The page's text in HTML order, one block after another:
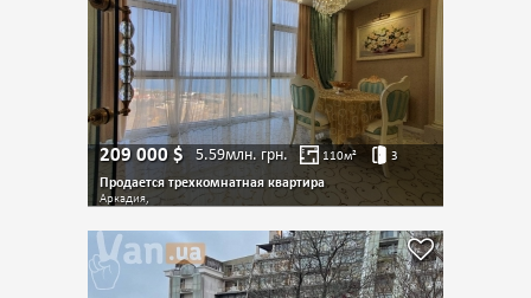
209 000 $ 5.59млн. грн. 110м² 3
Продается трехкомнатная квартира
Аркадия,